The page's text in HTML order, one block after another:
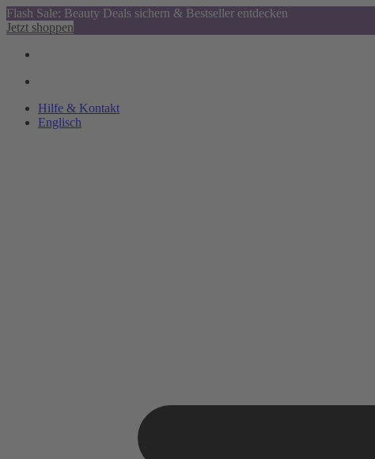
Flash Sale: Beauty Deals sichern & Bestseller entdecken
Jetzt shoppen
Hilfe & Kontakt
Englisch